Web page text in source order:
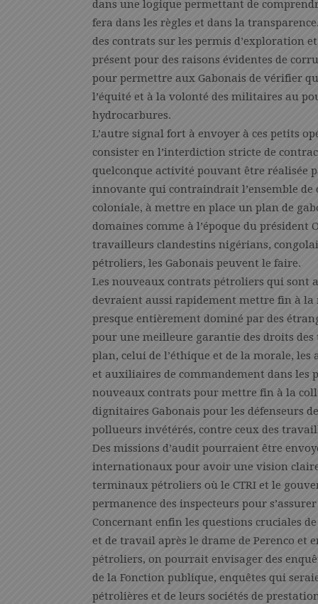
dans une logique permettant de
fera dans les règles et dans la
des contrats sur les permis d’exploration
présent pour des raisons évidentes de
pour permettre aux Gabonais de vérifier
l’équité et à la volonté des militaires au
hydrocarbures.
L’autre signal fort à envoyer à ces petits
consister en l’interdiction stricte de
quelconque activité pouvant être réalisée
innovante qui contraindrait l’ensemble de
coloniale, à mettre en place un plan de
domaines comme à l’époque du président
travailleurs clandestins nigérians,
pétroliers, les Gabonais peuvent le faire.
Les nouveaux contrats pétroliers qui sont
devraient aussi rapidement mettre fin à la
presque entièrement dominé par des
pour une meilleure garantie des droits
plan, celui de l’éthique et de la morale,
et auxiliaires de commandement dans les
nouveaux contrats pour mettre fin à la
dignitaires Gabonais pour les défenseurs
pollueurs invétérés, contre ceux des
Des missions d’audit pourraient être
internationaux pour avoir une vision
terminaux pétroliers où le CTRI et le
permanence des inspecteurs pour
Concernant enfin les questions cruciales
et de travail après le drame de Perenco
pétroliers, on pourrait envisager des
de la Fonction publique, enquêtes qui
pétrolières et de leurs sociétés de